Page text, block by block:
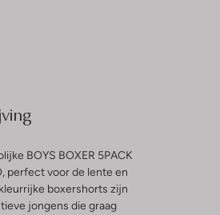
BOYS BOXER 5PACK
perfect voor de lente en
boxershorts zijn
jongens die graag